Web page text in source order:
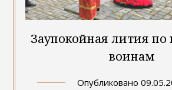
Заупокойная лития
воинам
Опубликовано